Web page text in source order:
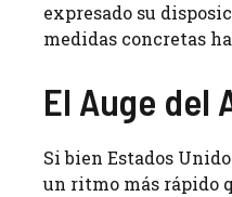
expresado su
medidas concretas
El Auge del
Si bien Estados
un ritmo más rápido